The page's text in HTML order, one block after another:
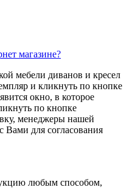
магазине?
мебели диванов и кресел
и кликнуть по кнопке
окно, в которое
по кнопке
менеджеры нашей
Вами для согласования
любым способом,